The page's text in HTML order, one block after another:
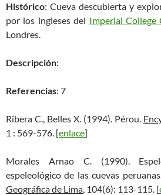
Histórico: Cueva descubierta y
por los ingleses del Imperial College
Londres.
Descripción:
Referencias: 7
Ribera C., Belles X. (1994). Pérou.
1 : 569-576. [enlace]
Morales Arnao C. (1990).
espeleológico de las cuevas
Geográfica de Lima, 104(6): 113-115. [